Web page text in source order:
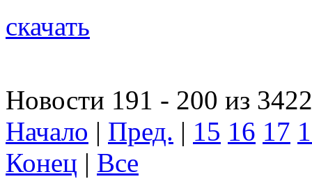
скачать
Новости 191 - 200 из 3422
Начало | Пред. | 15 16 17
Конец | Все